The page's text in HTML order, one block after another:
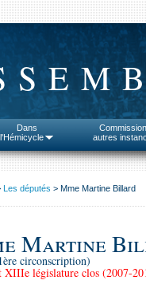
Dans
l'Hémicycle
autres
Les députés > Mme Martine Billard
Martine
circonscription)
XIIIe législature clos (2007-